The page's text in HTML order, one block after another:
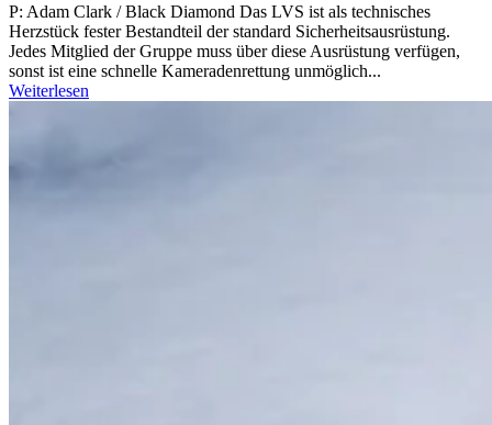
P: Adam Clark / Black Diamond Das LVS ist als technisches
Herzstück fester Bestandteil der standard Sicherheitsausrüstung.
Jedes Mitglied der Gruppe muss über diese Ausrüstung verfügen,
sonst ist eine schnelle Kameradenrettung unmöglich...
Weiterlesen